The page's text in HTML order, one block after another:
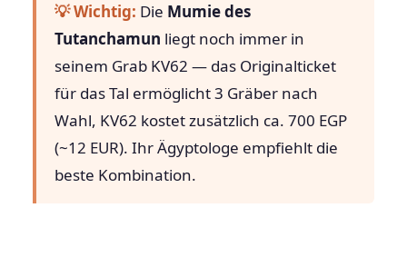
💡 Wichtig: Die Mumie des
Tutanchamun liegt noch immer in
seinem Grab KV62 — das Originalticket
für das Tal ermöglicht 3 Gräber nach
Wahl, KV62 kostet zusätzlich ca. 700 EGP
(~12 EUR). Ihr Ägyptologe empfiehlt die
beste Kombination.